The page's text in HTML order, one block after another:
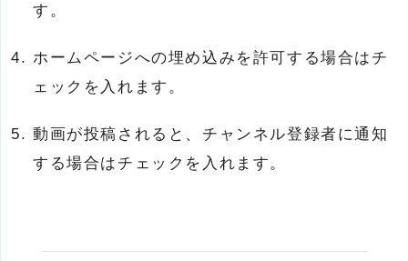
す。
ホームページへの埋め込みを許可する場合はチ
ェックを入れます。
動画が投稿されると、チャンネル登録者に通知
する場合はチェックを入れます。